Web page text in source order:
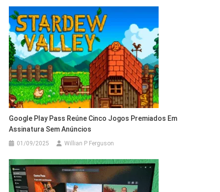
Google Play Pass Reúne Cinco Jogos Premiados Em
Assinatura Sem Anúncios
01/09/2025 Willian P Ferguson